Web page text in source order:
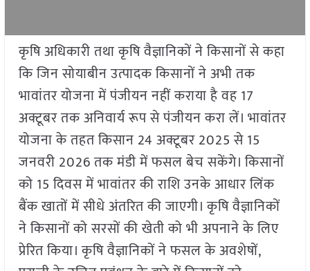
कृषि अधिकारी तथा कृषि वैज्ञानिकों ने किसानों से कहा
कि जिन सोयाबीन उत्पादक किसानों ने अभी तक
भावांतर योजना में पंजीयन नहीं कराया है वह 17
अक्टूबर तक अनिवार्य रूप से पंजीयन करा लें। भावांतर
योजना के तहत किसान 24 अक्टूबर 2025 से 15
जनवरी 2026 तक मंडी में फसल बेच सकेंगे। किसानों
को 15 दिवस में भावांतर की राशि उनके आधार लिंक
बैंक खातों में सीधे अंतरित की जाएगी। कृषि वैज्ञानिकों
ने किसानों को सरसों की खेती को भी अपनाने के लिए
प्रेरित किया। कृषि वैज्ञानिकों ने फसल के अवशेषों,